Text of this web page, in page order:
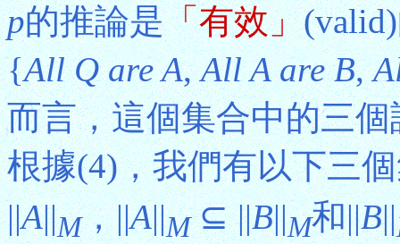
p的推論是「有效」
{All Q are A,All A are B,
而言，這個集合中的三個
根據(4)，我們有以下三
||A||M，||A||M⊆ ||B||M和||B||